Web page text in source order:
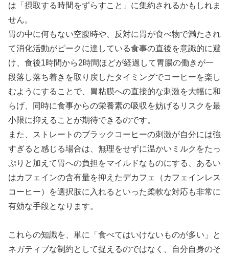
は「摂取する時間をずらすこと」に集約されるかもしれま
せん。
胃の中に何もない空腹時や、反対に胃が食べ物で満たされ
て消化活動がピークに達している食事の直後を意識的に避
け、食後1時間から2時間ほどが経過して胃腸の働きが一
段落し落ち着きを取り戻したタイミングでコーヒーを楽し
むようにすることで、胃粘膜への直接的な刺激を大幅に和
らげ、同時に食事からの栄養素の吸収を妨げるリスクを最
小限に抑えることが期待できるのです。
また、ストレートのブラックコーヒーの刺激が自分には強
すぎると感じる場合は、無理をせずに温かいミルクをたっ
ぷりと加えて胃への負担をマイルドなものにする、あるい
はカフェインの含有量を抑えたデカフェ（カフェインレス
コーヒー）を選択肢に入れるといった柔軟な対応も非常に
有効な手段となります。
これらの知識を、単に「食べてはいけないものが多い」と
ネガティブな制約として捉えるのではなく、自分自身のそ